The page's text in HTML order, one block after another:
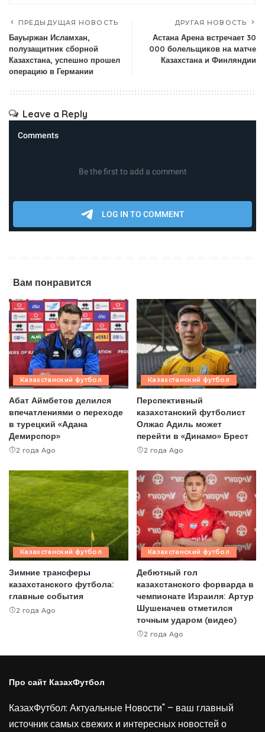
ПРЕДЫДУЩАЯ НОВОСТЬ
Бауыржан Исламхан,
полузащитник сборной
Казахстана, успешно прошел
операцию в Германии
ДРУГАЯ НОВОСТЬ
Астана Арена встречает 30
000 болельщиков на матче
Казахстана и Финляндии
Leave a Reply
Вам понравится
Казахстанский футбол
Абат Аймбетов делился
впечатлениями о переходе
в турецкий «Адана
Демирспор»
2 года Ago
Казахстанский футбол
Перспективный
казахстанский футболист
Олжас Адиль может
перейти в «Динамо» Брест
2 года Ago
Казахстанский футбол
Зимние трансферы
казахстанского футбола:
главные события
2 года Ago
Казахстанский футбол
Дебютный гол
казахстанского форварда в
чемпионате Израиля: Артур
Шушеначев отметился
точным ударом (видео)
2 года Ago
Про сайт КазахФутбол
КазахФутбол: Актуальные Новости" – ваш главный
источник самых свежих и интересных новостей о